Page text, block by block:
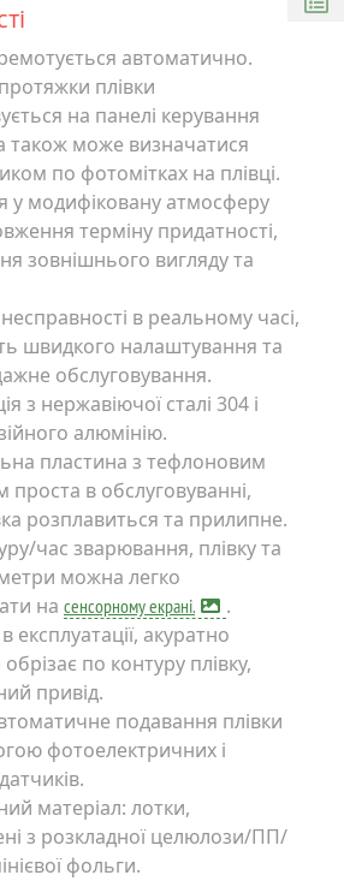
автоматично.
плівки
на панелі керування
може визначатися
по фотомітках на плівці.
у модифіковану атмосферу
терміну придатності,
зовнішнього вигляду та
в реальному часі,
швидкого налаштування та
обслуговування.
з нержавіючої сталі 304 і
алюмінію.
пластина з тефлоновим
проста в обслуговуванні,
розплавиться та прилипне.
час зварювання, плівку та
можна легко
на сенсорному екрані.
.
експлуатації, акуратно
по контуру плівку,
привід.
подавання плівки
фотоелектричних і
матеріал: лотки,
з розкладної целюлози/ПП/
фольги.